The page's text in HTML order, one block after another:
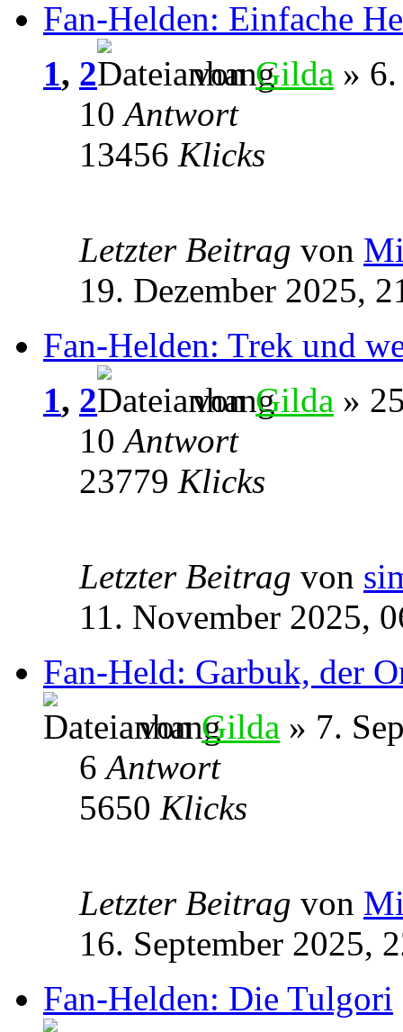
Fan-Helden: Einfache
1, 2 vonGilda »
10Antwort
13456 Klicks
Letzter Beitrag von
19. Dezember 2025,
Fan-Helden: Trek und
1, 2 vonGilda »
10Antwort
23779 Klicks
Letzter Beitrag von
11. November 2025,
Fan-Held: Garbuk, der
vonGilda » 7.
6Antwort
5650 Klicks
Letzter Beitrag von
16. September 2025,
Fan-Helden: Die Tulgori